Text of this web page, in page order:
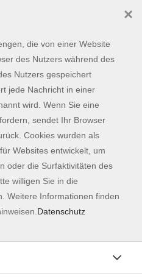
werden.
Kontaktformular
Impressum
AGB
Datenschutzerklärung
die von einer Website
des Nutzers während des
Nutzers gespeichert
jede Nachricht in einer
wird. Wenn Sie eine
sendet Ihr Browser
Cookies wurden als
Websites entwickelt, um
oder die Surfaktivitäten des
willigen Sie in die
Weitere Informationen finden
Datenschutz
×